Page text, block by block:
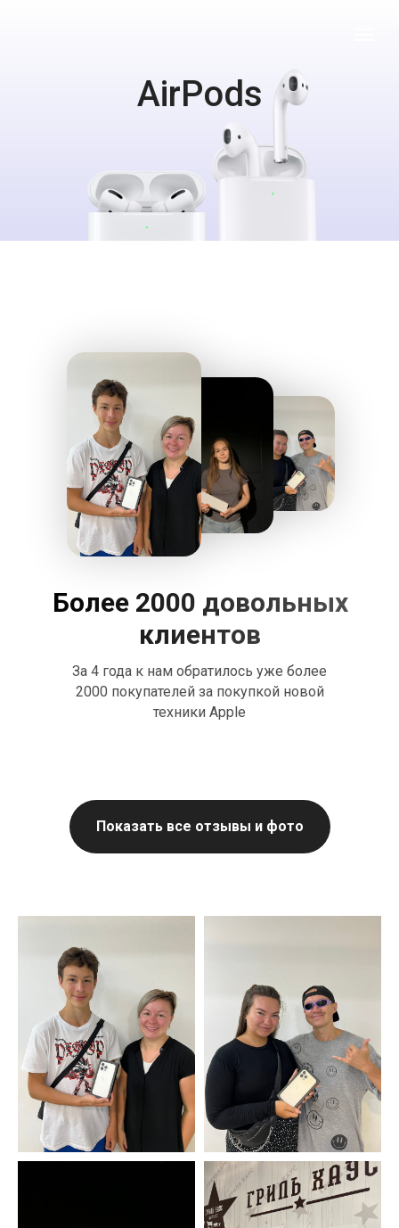
AirPods
Более 2000 довольных
клиентов
За 4 года к нам обратилось уже более
2000 покупателей за покупкой новой
техники Apple
Показать все отзывы и фото